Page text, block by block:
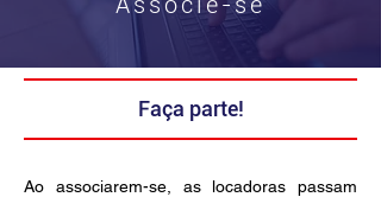
Faça parte!
Ao associarem-se, as locadoras passam